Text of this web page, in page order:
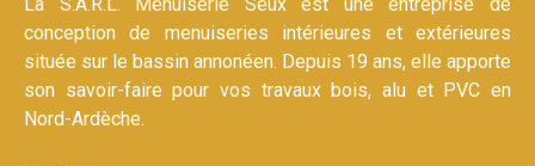
La S.A.R.L. Menuiserie Seux est une entreprise de
conception de menuiseries intérieures et extérieures
située sur le bassin annonéen. Depuis 19 ans, elle apporte
son savoir-faire pour vos travaux bois, alu et PVC en
Nord-Ardèche.